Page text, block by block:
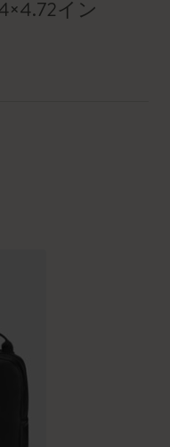
イン